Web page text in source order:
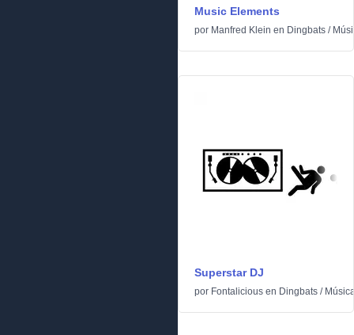
Music Elements
por Manfred Klein en Dingbats /
Superstar DJ
por Fontalicious en Dingbats /